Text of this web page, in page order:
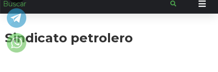
Sindicato petrolero